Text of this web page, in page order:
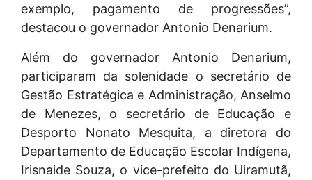
exemplo, pagamento de progressões”,
destacou o governador Antonio Denarium.
Além do governador Antonio Denarium,
participaram da solenidade o secretário de
Gestão Estratégica e Administração, Anselmo
de Menezes, o secretário de Educação e
Desporto Nonato Mesquita, a diretora do
Departamento de Educação Escolar Indígena,
Irisnaide Souza, o vice-prefeito do Uiramutã,